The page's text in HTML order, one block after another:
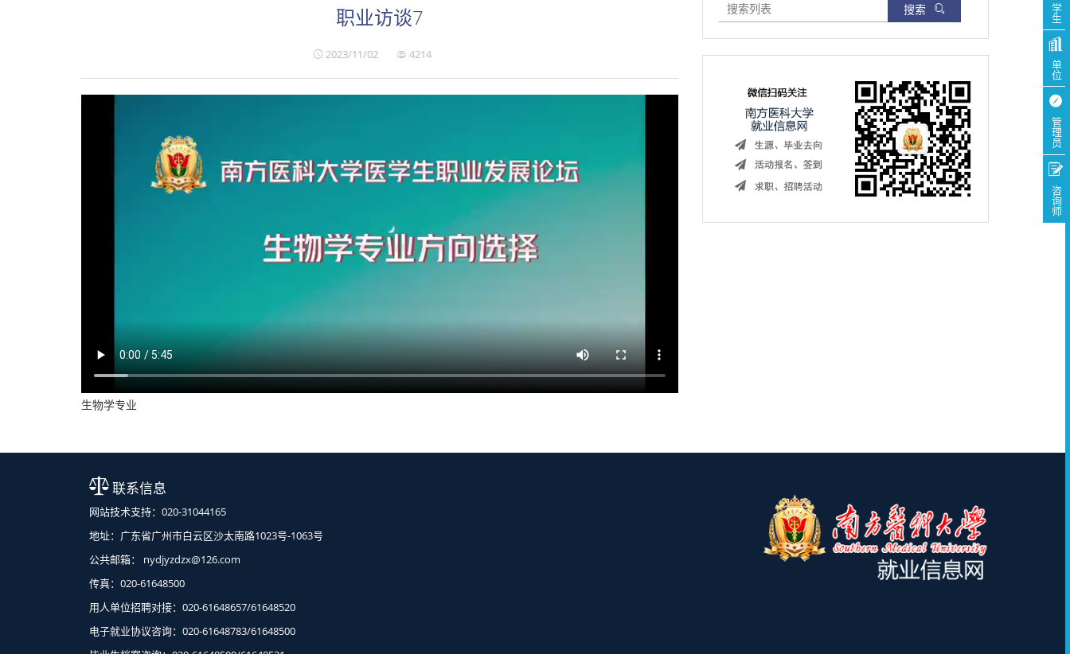
职业访谈7
2023/11/02 4214
生物学专业
搜索 学生
单位
管理员
咨询师
联系信息
网站技术支持：020-31044165
地址：广东省广州市白云区沙太南路1023号-1063号
公共邮箱： nydjyzdzx@126.com
传真：020-61648500
用人单位招聘对接：020-61648657/61648520
电子就业协议咨询：020-61648783/61648500